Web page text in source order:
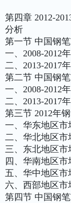
第四章 2012-
分析
第一节 中国钢
一、2008-2012
二、2013-2017
第二节 中国钢
一、2008-2012
二、2013-2017
第三节 2012年
一、华东地区市
二、华北地区市
三、东北地区市
四、华南地区
五、华中地区市
六、西部地区市
第四节 中国钢